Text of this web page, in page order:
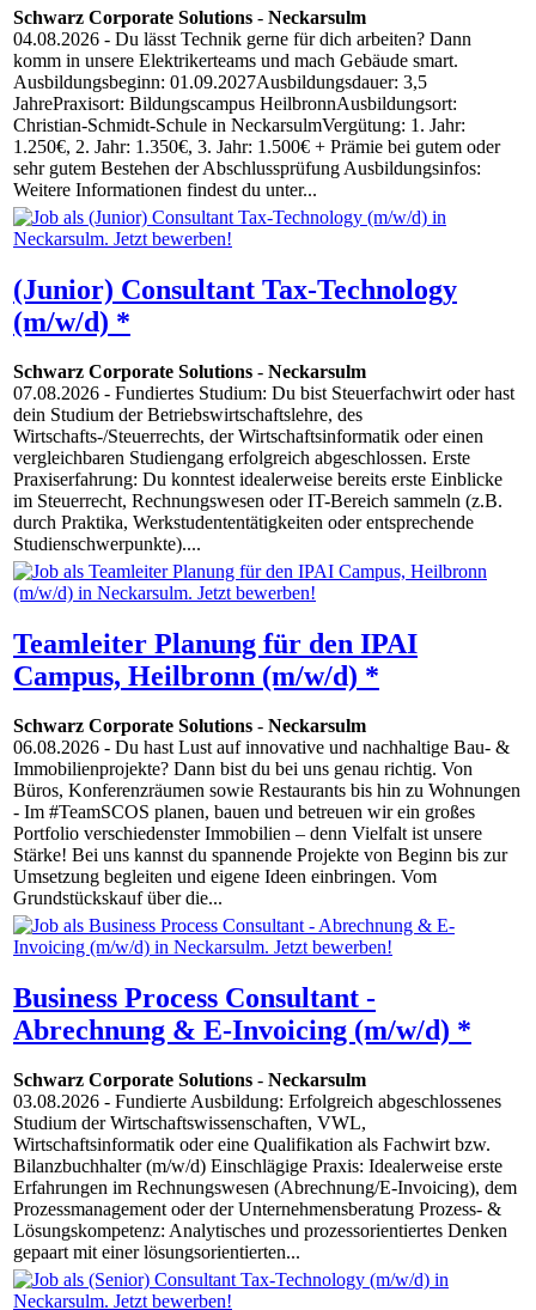
Schwarz Corporate Solutions - Neckarsulm
04.08.2026 - Du lässt Technik gerne für dich arbeiten? Dann
komm in unsere Elektrikerteams und mach Gebäude smart.
Ausbildungsbeginn: 01.09.2027Ausbildungsdauer: 3,5
JahrePraxisort: Bildungscampus HeilbronnAusbildungsort:
Christian-Schmidt-Schule in NeckarsulmVergütung: 1. Jahr:
1.250€, 2. Jahr: 1.350€, 3. Jahr: 1.500€ + Prämie bei gutem oder
sehr gutem Bestehen der Abschlussprüfung Ausbildungsinfos:
Weitere Informationen findest du unter...
(Junior) Consultant Tax-Technology
(m/w/d) *
Schwarz Corporate Solutions - Neckarsulm
07.08.2026 - Fundiertes Studium: Du bist Steuerfachwirt oder hast
dein Studium der Betriebswirtschaftslehre, des
Wirtschafts-/Steuerrechts, der Wirtschaftsinformatik oder einen
vergleichbaren Studiengang erfolgreich abgeschlossen. Erste
Praxiserfahrung: Du konntest idealerweise bereits erste Einblicke
im Steuerrecht, Rechnungswesen oder IT-Bereich sammeln (z.B.
durch Praktika, Werkstudententätigkeiten oder entsprechende
Studienschwerpunkte)....
Teamleiter Planung für den IPAI
Campus, Heilbronn (m/w/d) *
Schwarz Corporate Solutions - Neckarsulm
06.08.2026 - Du hast Lust auf innovative und nachhaltige Bau- &
Immobilienprojekte? Dann bist du bei uns genau richtig. Von
Büros, Konferenzräumen sowie Restaurants bis hin zu Wohnungen
- Im #TeamSCOS planen, bauen und betreuen wir ein großes
Portfolio verschiedenster Immobilien – denn Vielfalt ist unsere
Stärke! Bei uns kannst du spannende Projekte von Beginn bis zur
Umsetzung begleiten und eigene Ideen einbringen. Vom
Grundstückskauf über die...
Business Process Consultant -
Abrechnung & E-Invoicing (m/w/d) *
Schwarz Corporate Solutions - Neckarsulm
03.08.2026 - Fundierte Ausbildung: Erfolgreich abgeschlossenes
Studium der Wirtschaftswissenschaften, VWL,
Wirtschaftsinformatik oder eine Qualifikation als Fachwirt bzw.
Bilanzbuchhalter (m/w/d) Einschlägige Praxis: Idealerweise erste
Erfahrungen im Rechnungswesen (Abrechnung/E-Invoicing), dem
Prozessmanagement oder der Unternehmensberatung Prozess- &
Lösungskompetenz: Analytisches und prozessorientiertes Denken
gepaart mit einer lösungsorientierten...